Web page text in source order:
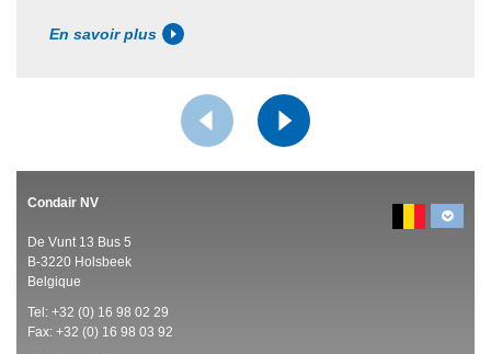
En savoir plus
Condair NV
De Vunt 13 Bus 5
B-3220 Holsbeek
Belgique
Tel: +32 (0) 16 98 02 29
Fax: +32 (0) 16 98 03 92